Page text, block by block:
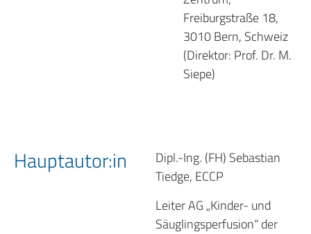
Freiburgstraße 18,
3010 Bern, Schweiz
(Direktor: Prof. Dr. M.
Siepe)
Hauptautor:in
Dipl.-Ing. (FH) Sebastian
Tiedge, ECCP
Leiter AG „Kinder- und
Säuglingsperfusion“ der